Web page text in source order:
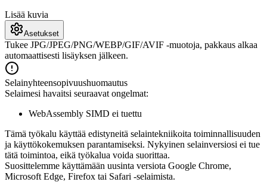
Lisää kuvia
Asetukset
Tukee JPG/JPEG/PNG/WEBP/GIF/AVIF -muotoja, pakkaus alkaa
automaattisesti lisäyksen jälkeen.
Selainyhteensopivuushuomautus
Selaimesi havaitsi seuraavat ongelmat:
WebAssembly SIMD ei tuettu
Tämä työkalu käyttää edistyneitä selaintekniikoita toiminnallisuuden
ja käyttökokemuksen parantamiseksi. Nykyinen selainversiosi ei tue
tätä toimintoa, eikä työkalua voida suorittaa.
Suosittelemme käyttämään uusinta versiota Google Chrome,
Microsoft Edge, Firefox tai Safari -selaimista.